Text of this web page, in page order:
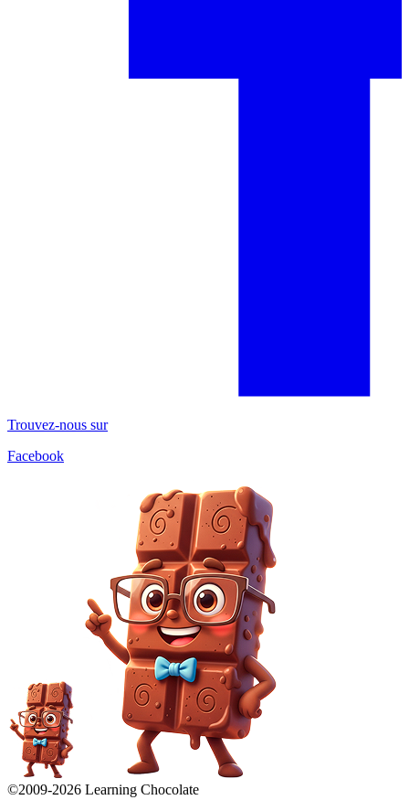
Trouvez-nous sur
Facebook
©2009-2026 Learning Chocolate